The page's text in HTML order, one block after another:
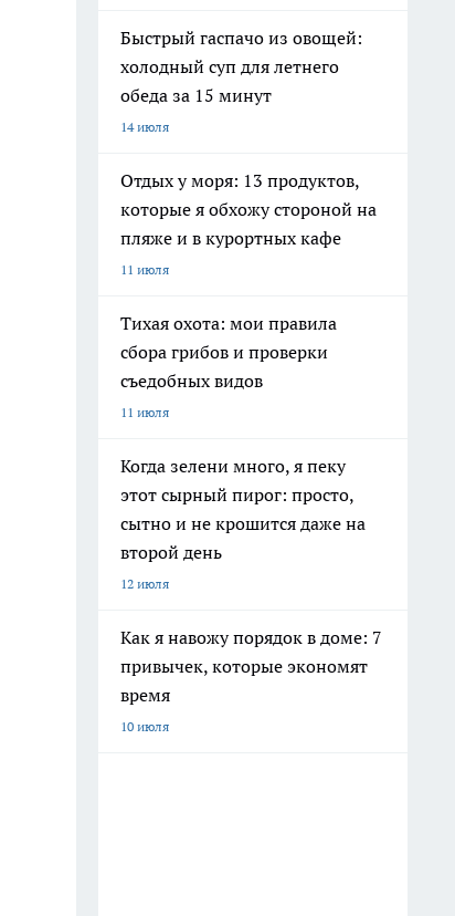
Быстрый гаспачо из овощей:
холодный суп для летнего
обеда за 15 минут
14 июля
Отдых у моря: 13 продуктов,
которые я обхожу стороной на
пляже и в курортных кафе
11 июля
Тихая охота: мои правила
сбора грибов и проверки
съедобных видов
11 июля
Когда зелени много, я пеку
этот сырный пирог: просто,
сытно и не крошится даже на
второй день
12 июля
Как я навожу порядок в доме: 7
привычек, которые экономят
время
10 июля